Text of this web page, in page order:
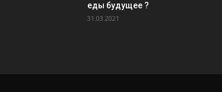
еды будущее ?
31.03.2021